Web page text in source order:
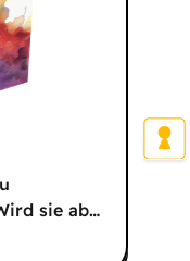
sie ab…